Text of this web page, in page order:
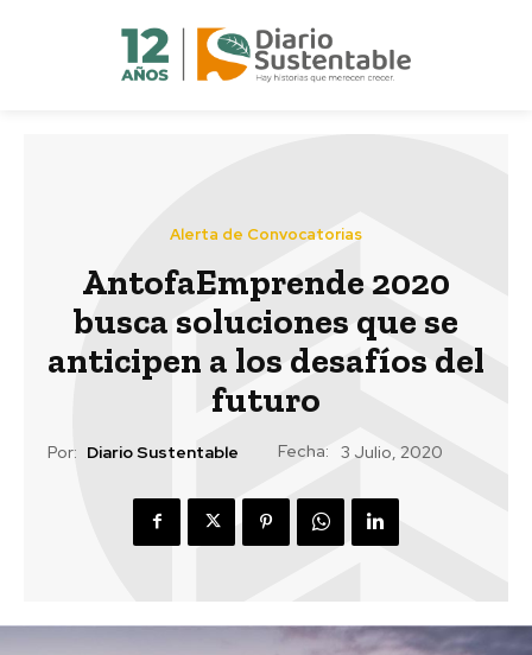
Alerta de Convocatorias
AntofaEmprende 2020
busca soluciones que se
anticipen a los desafíos del
futuro
Por: Diario Sustentable Fecha: 3 Julio, 2020